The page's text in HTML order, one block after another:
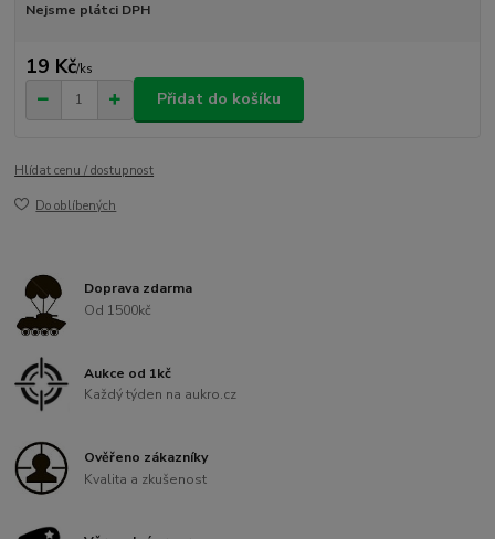
Nejsme plátci DPH
19 Kč/ks
Přidat do košíku
Hlídat cenu / dostupnost
Do oblíbených
Doprava zdarma
Od 1500kč
Aukce od 1kč
Každý týden na aukro.cz
Ověřeno zákazníky
Kvalita a zkušenost